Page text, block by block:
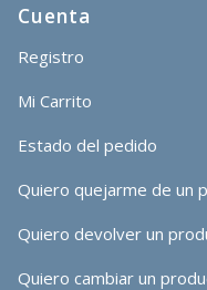
Cuenta
Registro
Mi Carrito
Estado del pedido
Quiero quejarme de un
Quiero devolver un
Quiero cambiar un